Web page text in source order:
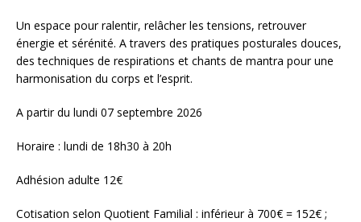
Un espace pour ralentir, relâcher les tensions, retrouver
énergie et sérénité. A travers des pratiques posturales douces,
des techniques de respirations et chants de mantra pour une
harmonisation du corps et l’esprit.
A partir du lundi 07 septembre 2026
Horaire : lundi de 18h30 à 20h
Adhésion adulte 12€
Cotisation selon Quotient Familial : inférieur à 700€ = 152€ ;